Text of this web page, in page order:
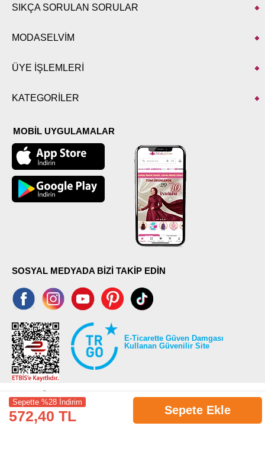
Sepette %28 İndirim
572,40 TL Sepete Ekle
SIKÇA SORULAN SORULAR
MODASELVİM
ÜYE İŞLEMLERİ
KATEGORİLER
MOBİL UYGULAMALAR
SOSYAL MEDYADA BİZİ TAKİP EDİN
E-Ticarette Güven Damgası
Kullanan Güvenilir Site
©2026 Tüm modaselvim.com hakları saklıdır.